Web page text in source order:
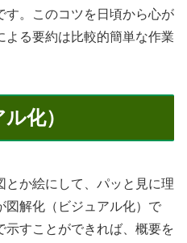
す。このコツを日頃から心が
よる要約は比較的簡単な作業
化）
か絵にして、パッと見に理
図解化（ビジュアル化）で
すことができれば、概要を